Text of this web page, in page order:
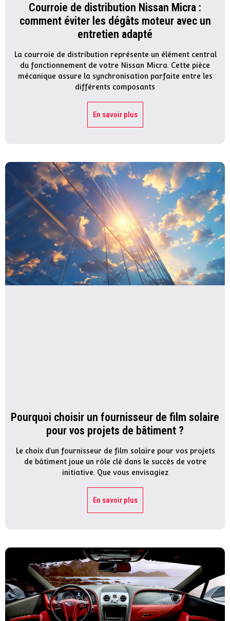
Courroie de distribution Nissan Micra :
comment éviter les dégâts moteur avec un
entretien adapté
La courroie de distribution représente un élément central
du fonctionnement de votre Nissan Micra. Cette pièce
mécanique assure la synchronisation parfaite entre les
différents composants
En savoir plus
Pourquoi choisir un fournisseur de film solaire
pour vos projets de bâtiment ?
Le choix d’un fournisseur de film solaire pour vos projets
de bâtiment joue un rôle clé dans le succès de votre
initiative. Que vous envisagiez
En savoir plus